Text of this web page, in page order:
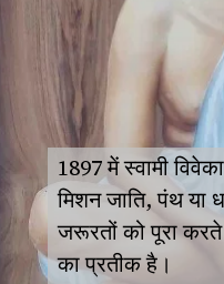
1897 में स्वामी
मिशन जाति, पंथ या
जरूरतों को पूरा करते
का प्रतीक है।